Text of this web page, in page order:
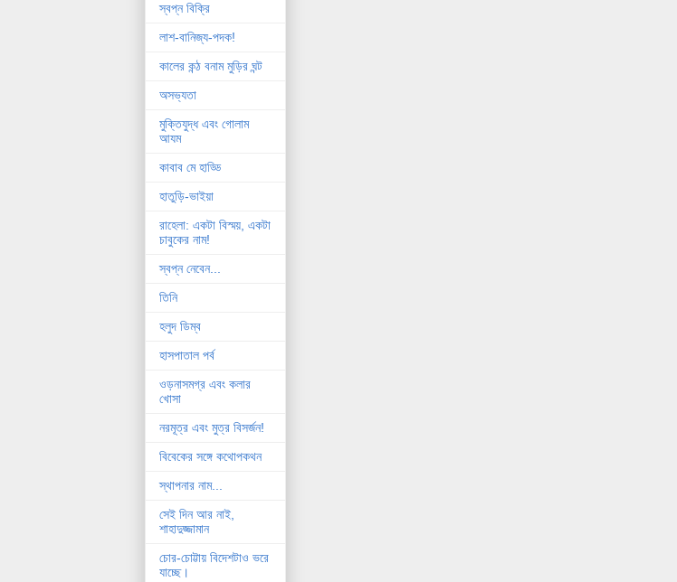
স্বপ্ন বিক্রি
লাশ-বানিজ্য-পদক!
কালের কন্ঠ বনাম মুড়ির ঘন্ট
অসভ্যতা
মুক্তিযুদ্ধ এবং গোলাম
আযম
কাবাব মে হাড্ডি
হাতুড়ি-ভাইয়া
রাহেলা: একটা বিস্ময়, একটা
চাবুকের নাম!
স্বপ্ন নেবেন...
তিনি
হলুদ ডিম্ব
হাসপাতাল পর্ব
ওড়নাসমগ্র এবং কলার
খোসা
নরমূত্র এবং মুত্র বিসর্জন!
বিবেকের সঙ্গে কথোপকথন
স্থাপনার নাম...
সেই দিন আর নাই,
শাহাদুজ্জামান
চোর-চোট্টায় বিদেশটাও ভরে
যাচ্ছে।